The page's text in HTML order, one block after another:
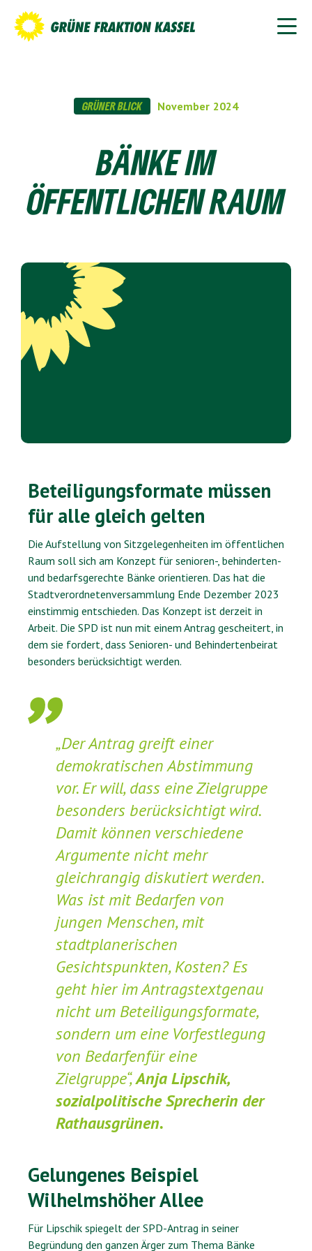
GRÜNER BLICK November 2024
BÄNKE IM
ÖFFENTLICHEN RAUM
Beteiligungsformate müssen
für alle gleich gelten
Die Aufstellung von Sitzgelegenheiten im öffentlichen
Raum soll sich am Konzept für senioren-, behinderten-
und bedarfsgerechte Bänke orientieren. Das hat die
Stadtverordnetenversammlung Ende Dezember 2023
einstimmig entschieden. Das Konzept ist derzeit in
Arbeit. Die SPD ist nun mit einem Antrag gescheitert, in
dem sie fordert, dass Senioren- und Behindertenbeirat
besonders berücksichtigt werden.
„Der Antrag greift einer
demokratischen Abstimmung
vor. Er will, dass eine Zielgruppe
besonders berücksichtigt wird.
Damit können verschiedene
Argumente nicht mehr
gleichrangig diskutiert werden.
Was ist mit Bedarfen von
jungen Menschen, mit
stadtplanerischen
Gesichtspunkten, Kosten? Es
geht hier im Antragstextgenau
nicht um Beteiligungsformate,
sondern um eine Vorfestlegung
von Bedarfenfür eine
Zielgruppe“,Anja Lipschik,
sozialpolitische Sprecherin der
Rathausgrünen.
Gelungenes Beispiel
Wilhelmshöher Allee
Für Lipschik spiegelt der SPD-Antrag in seiner
Begründung den ganzen Ärger zum Thema Bänke